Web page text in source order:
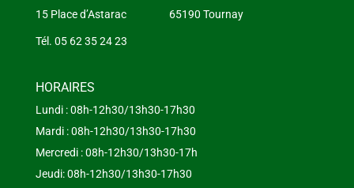
15 Place d’Astarac 65190 Tournay
Tél. 05 62 35 24 23
HORAIRES
Lundi : 08h-12h30/13h30-17h30
Mardi : 08h-12h30/13h30-17h30
Mercredi : 08h-12h30/13h30-17h
Jeudi: 08h-12h30/13h30-17h30